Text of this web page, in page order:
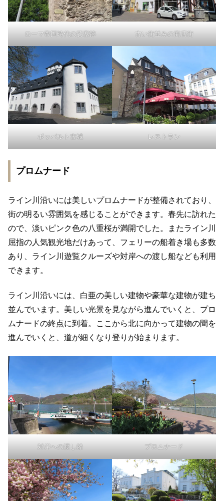
ローマ帝国時代の要塞跡 古い街並みの商店街
ボッパルト古城 レストラン
プロムナード
ライン川沿いには美しいプロムナードが整備されており、
街の明るい雰囲気を感じることができます。春先に訪れた
ので、淡いピンク色の八重桜が満開でした。またライン川
屈指の人気観光地だけあって、フェリーの船着き場も多数
あり、ライン川遊覧クルーズや対岸への渡し船なども利用
できます。
ライン川沿いには、白亜の美しい建物や豪華な建物が建ち
並んでいます。美しい光景を見ながら進んでいくと、プロ
ムナードの終点に到着。ここから北に向かって建物の間を
進んでいくと、道が細くなり登りが始まります。
対岸への渡し船 プロムナード